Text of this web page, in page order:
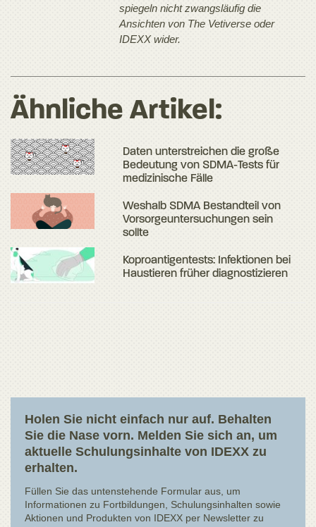
spiegeln nicht zwangsläufig die
Ansichten von The Vetiverse oder
IDEXX wider.
Ähnliche Artikel:
Daten unterstreichen die große
Bedeutung von SDMA-Tests für
medizinische Fälle
Weshalb SDMA Bestandteil von
Vorsorgeuntersuchungen sein
sollte
Koproantigentests: Infektionen bei
Haustieren früher diagnostizieren
Holen Sie nicht einfach nur auf. Behalten
Sie die Nase vorn. Melden Sie sich an, um
aktuelle Schulungsinhalte von IDEXX zu
erhalten.